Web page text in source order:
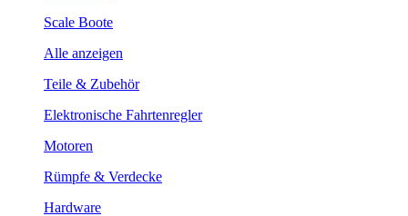
Scale Boote
Alle anzeigen
Teile & Zubehör
Elektronische Fahrtenregler
Motoren
Rümpfe & Verdecke
Hardware